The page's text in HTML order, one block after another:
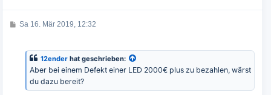
B
Sa 16. Mär 2019, 12:32
12ender hat geschrieben:
Aber bei einem Defekt einer LED 2000€ plus zu bezahlen, wärst
du dazu bereit?